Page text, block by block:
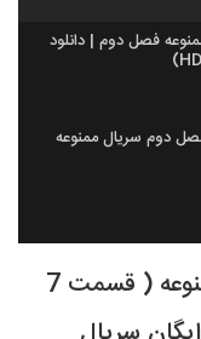
فصل دوم | دانلود
دوم سریال ممنوعه
قسمت هفتم فصل دوم سریال ممنوعه ( قسمت 7